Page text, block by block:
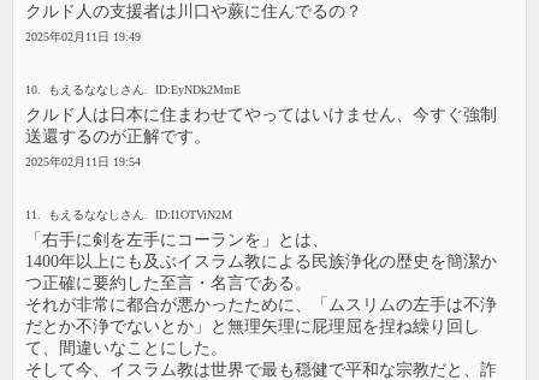
クルド人の支援者は川口や蕨に住んでるの？
2025年02月11日 19:49
10. もえるななしさん. ID:EyNDk2MmE
クルド人は日本に住まわせてやってはいけません、今すぐ強制
送還するのが正解です。
2025年02月11日 19:54
11. もえるななしさん. ID:I1OTViN2M
「右手に剣を左手にコーランを」とは、
1400年以上にも及ぶイスラム教による民族浄化の歴史を簡潔か
つ正確に要約した至言・名言である。
それが非常に都合が悪かったために、「ムスリムの左手は不浄
だとか不浄でないとか」と無理矢理に屁理屈を捏ね繰り回し
て、間違いなことにした。
そして今、イスラム教は世界で最も穏健で平和な宗教だと、詐